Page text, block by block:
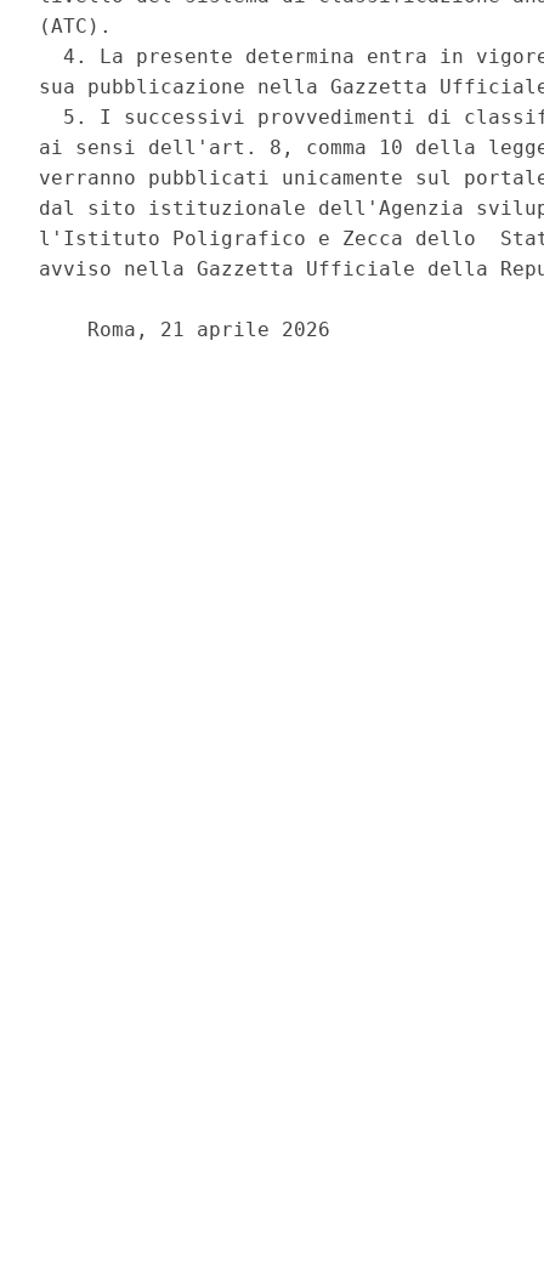
(ATC).
4. La presente determina entra in
sua pubblicazione nella Gazzetta
5. I successivi provvedimenti di
ai sensi dell'art. 8, comma 10 della
verranno pubblicati unicamente sul
dal sito istituzionale dell'Agenzia
l'Istituto Poligrafico e Zecca dello
avviso nella Gazzetta Ufficiale della
    Roma, 21 aprile 2026